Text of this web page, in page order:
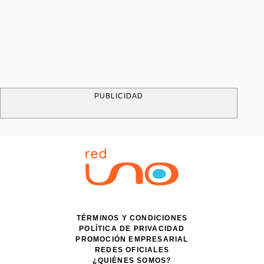
PUBLICIDAD
TÉRMINOS Y CONDICIONES
POLÍTICA DE PRIVACIDAD
PROMOCIÓN EMPRESARIAL
REDES OFICIALES
¿QUIÉNES SOMOS?